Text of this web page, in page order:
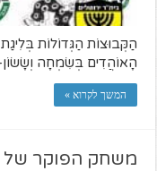
הַקְּבוּצוֹת הַגְּדוֹלוֹת
הָאוֹהֲדִים בְּשִׂמְחָה
המשך לקרוא »
משחק הפוקר של